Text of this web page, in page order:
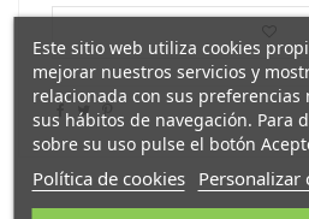
Este sitio web utiliza cookies
mejorar nuestros servicios y
relacionada con sus
sus hábitos de navegación. Para
sobre su uso pulse el botón
Política de cookies Personalizar